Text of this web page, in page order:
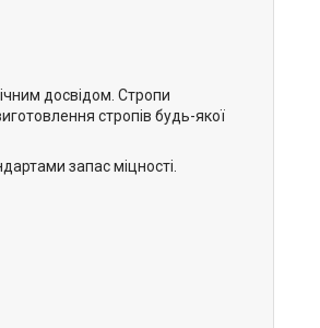
досвідом. Стропи
стропів будь-якої
запас міцності.